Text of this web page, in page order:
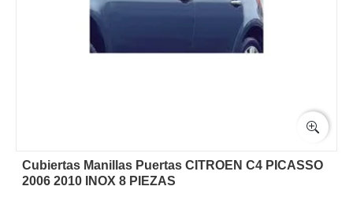
Cubiertas Manillas Puertas CITROEN C4 PICASSO
2006 2010 INOX 8 PIEZAS